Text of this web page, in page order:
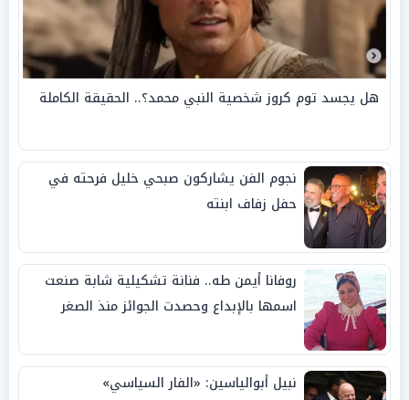
هل يجسد توم كروز شخصية النبي محمد؟.. الحقيقة الكاملة
نجوم الفن يشاركون صبحي خليل فرحته في
حفل زفاف ابنته
روفانا أيمن طه.. فنانة تشكيلية شابة صنعت
اسمها بالإبداع وحصدت الجوائز منذ الصغر
نبيل أبوالياسين: «الفار السياسي»